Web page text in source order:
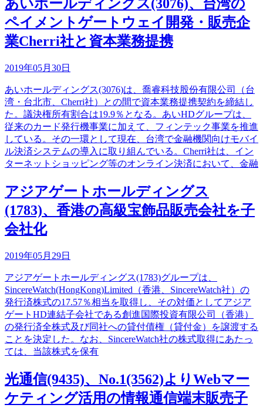
あいホールディングス(3076)、台湾の
ペイメントゲートウェイ開発・販売企
業Cherri社と資本業務提携
2019年05月30日
あいホールディングス(3076)は、喬睿科技股份有限公司（台
湾・台北市、Cherri社）との間で資本業務提携契約を締結し
た。議決権所有割合は19.9％となる。あいHDグループは、
従来のカード発行機事業に加えて、フィンテック事業を推進
している。その一環として現在、台湾で金融機関向けモバイ
ル決済システムの導入に取り組んでいる。Cherri社は、イン
ターネットショッピング等のオンライン決済において、金融
アジアゲートホールディングス
(1783)、香港の高級宝飾品販売会社を子
会社化
2019年05月29日
アジアゲートホールディングス(1783)グループは、
SincereWatch(HongKong)Limited（香港、SincereWatch社）の
発行済株式の17.57％相当を取得し、その対価としてアジア
ゲートHD連結子会社である創進国際投資有限公司（香港）
の発行済全株式及び同社への貸付債権（貸付金）を譲渡する
ことを決定した。なお、SincereWatch社の株式取得にあたっ
ては、当該株式を保有
光通信(9435)、No.1(3562)よりWebマー
ケティング活用の情報通信端末販売子